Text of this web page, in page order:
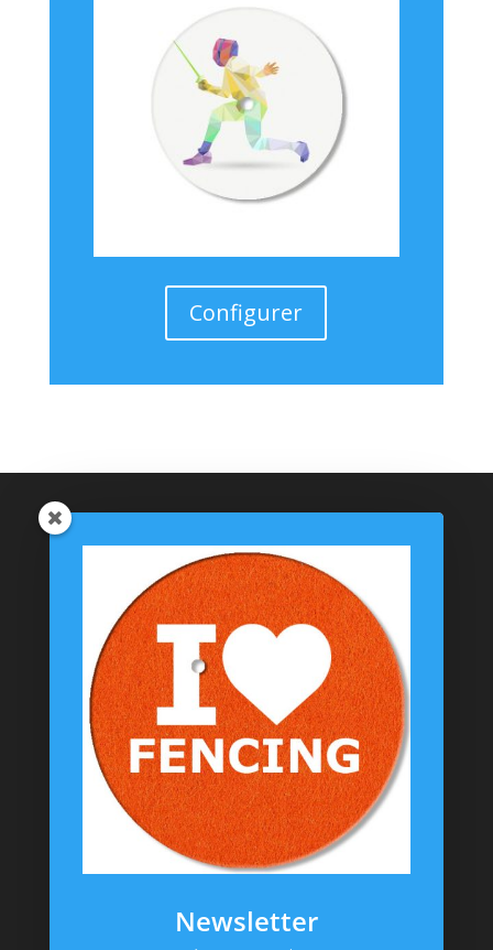
Configurer
Catégories de produits
Coussinets Personnalisés
T-shirts
Chaussettes
Goodies
Informations
Messagerie Facebook
Mentions Légales
Politique de confidentialité
Newsletter